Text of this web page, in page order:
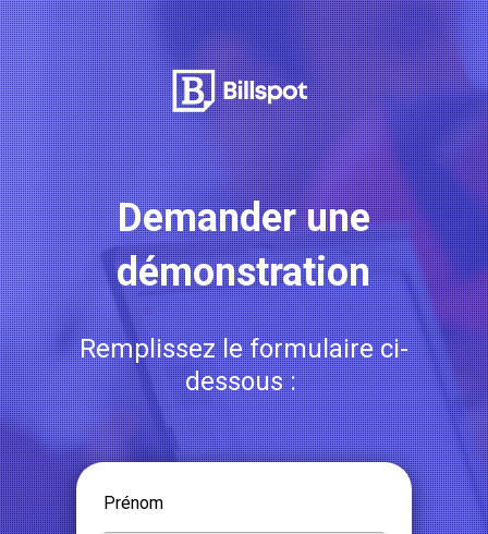
Demander une
démonstration
Remplissez le formulaire ci-
dessous :
Prénom